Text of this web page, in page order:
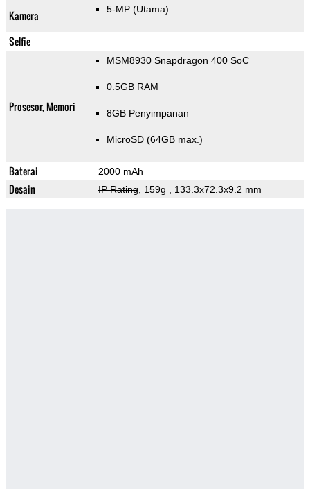
Kamera 5-MP (Utama)
Selfie
Prosesor, Memori
MSM8930 Snapdragon 400 SoC
0.5GB RAM
8GB Penyimpanan
MicroSD (64GB max.)
Baterai 2000 mAh
Desain IP Rating, 159g , 133.3x72.3x9.2 mm